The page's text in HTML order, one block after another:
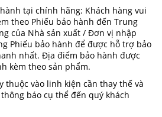
tại chính hãng: Khách hàng vui
theo Phiếu bảo hành đến Trung
của Nhà sản xuất / Đơn vị nhập
Phiếu bảo hành để được hỗ trợ bảo
nhất. Địa điểm bảo hành được
kèm theo sản phẩm.
thuộc vào linh kiện cần thay thế và
báo cụ thể đến quý khách